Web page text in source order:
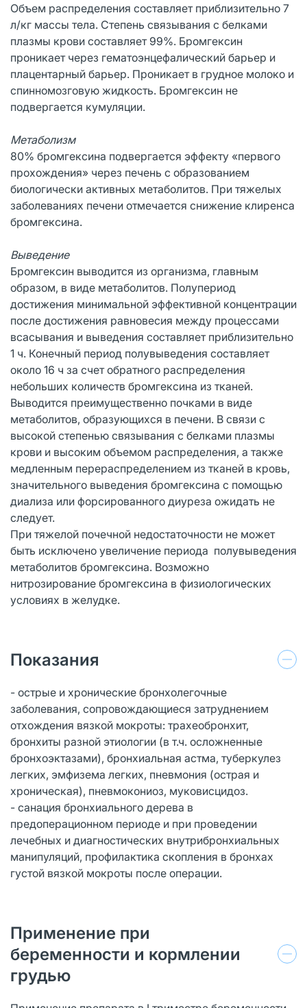
Объем распределения составляет приблизительно 7
л/кг массы тела. Степень связывания с белками
плазмы крови составляет 99%. Бромгексин
проникает через гематоэнцефалический барьер и
плацентарный барьер. Проникает в грудное молоко и
спинномозговую жидкость. Бромгексин не
подвергается кумуляции.
Метаболизм
80% бромгексина подвергается эффекту «первого
прохождения» через печень с образованием
биологически активных метаболитов. При тяжелых
заболеваниях печени отмечается снижение клиренса
бромгексина.
Выведение
Бромгексин выводится из организма, главным
образом, в виде метаболитов. Полупериод
достижения минимальной эффективной концентрации
после достижения равновесия между процессами
всасывания и выведения составляет приблизительно
1 ч. Конечный период полувыведения составляет
около 16 ч за счет обратного распределения
небольших количеств бромгексина из тканей.
Выводится преимущественно почками в виде
метаболитов, образующихся в печени. В связи с
высокой степенью связывания с белками плазмы
крови и высоким объемом распределения, а также
медленным перераспределением из тканей в кровь,
значительного выведения бромгексина с помощью
диализа или форсированного диуреза ожидать не
следует.
При тяжелой почечной недостаточности не может
быть исключено увеличение периода полувыведения
метаболитов бромгексина. Возможно
нитрозирование бромгексина в физиологических
условиях в желудке.
Показания
- острые и хронические бронхолегочные
заболевания, сопровождающиеся затруднением
отхождения вязкой мокроты: трахеобронхит,
бронхиты разной этиологии (в т.ч. осложненные
бронхоэктазами), бронхиальная астма, туберкулез
легких, эмфизема легких, пневмония (острая и
хроническая), пневмокониоз, муковисцидоз.
- санация бронхиального дерева в
предоперационном периоде и при проведении
лечебных и диагностических внутрибронхиальных
манипуляций, профилактика скопления в бронхах
густой вязкой мокроты после операции.
Применение при
беременности и кормлении
грудью